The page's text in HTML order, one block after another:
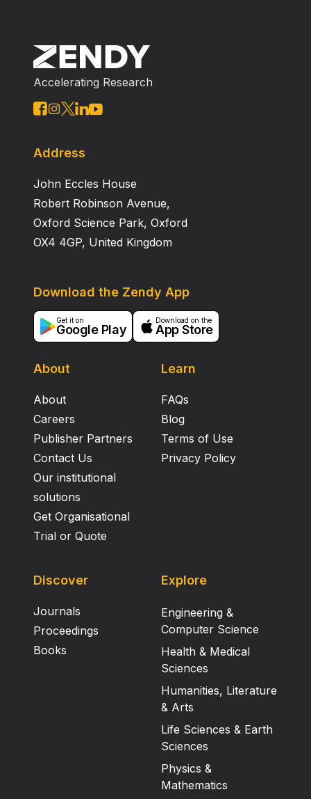
Accelerating Research
Address
John Eccles House
Robert Robinson Avenue,
Oxford Science Park, Oxford
OX4 4GP, United Kingdom
About
About
Careers
Publisher Partners
Contact Us
Our institutional
solutions
Get Organisational
Trial or Quote
Learn
FAQs
Blog
Terms of Use
Privacy Policy
Download the Zendy App
Get it on
Google Play
Download on the
App Store
Discover
Journals
Proceedings
Books
Explore
Engineering &
Computer Science
Health & Medical
Sciences
Humanities, Literature
& Arts
Life Sciences & Earth
Sciences
Physics &
Mathematics